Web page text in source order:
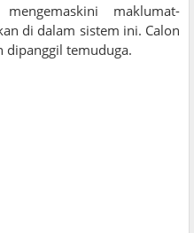
maklumat-
di dalam sistem ini. Calon
dipanggil temuduga.